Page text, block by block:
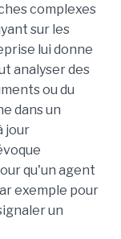
complexes
sur les
lui donne
analyser des
ou du
dans un
jour
qu'un agent
exemple pour
un